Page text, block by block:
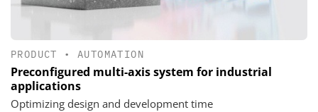
PRODUCT •AUTOMATION
Preconfigured multi-axis system for industrial
applications
Optimizing design and development time